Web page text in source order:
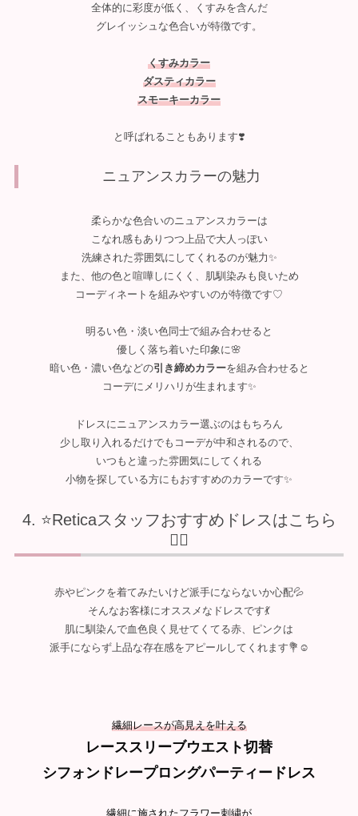
全体的に彩度が低く、くすみを含んだ
グレイッシュな色合いが特徴です。
くすみカラー
ダスティカラー
スモーキーカラー
と呼ばれることもあります❣️
ニュアンスカラーの魅力
柔らかな色合いのニュアンスカラーは
こなれ感もありつつ上品で大人っぽい
洗練された雰囲気にしてくれるのが魅力✨
また、他の色と喧嘩しにくく、肌馴染みも良いため
コーディネートを組みやすいのが特徴です♡
明るい色・淡い色同士で組み合わせると
優しく落ち着いた印象に🌸
暗い色・濃い色などの引き締めカラーを組み合わせると
コーデにメリハリが生まれます✨
ドレスにニュアンスカラー選ぶのはもちろん
少し取り入れるだけでもコーデが中和されるので、
いつもと違った雰囲気にしてくれる
小物を探している方にもおすすめのカラーです✨
⭐Reticaスタッフおすすめドレスはこちら
💁‍♀️
赤やピンクを着てみたいけど派手にならないか心配💦
そんなお客様にオススメなドレスです💃
肌に馴染んで血色良く見せてくてる赤、ピンクは
派手にならず上品な存在感をアピールしてくれます💐☺️
繊細レースが高見えを叶える
レーススリーブウエスト切替
シフォンドレープロングパーティードレス
繊細に施されたフラワー刺繍が